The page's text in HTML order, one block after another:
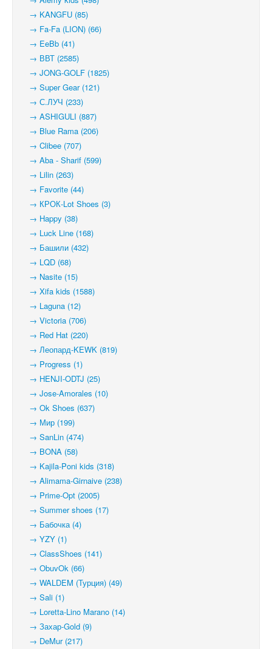
→ KANGFU (85)
→ Fa-Fa (LION) (66)
→ EeBb (41)
→ ВВТ (2585)
→ JONG-GOLF (1825)
→ Super Gear (121)
→ С.ЛУЧ (233)
→ ASHIGULI (887)
→ Blue Rama (206)
→ Clibee (707)
→ Aba - Sharif (599)
→ Lilin (263)
→ Favorite (44)
→ КРОК-Lot Shoes (3)
→ Happy (38)
→ Luck Line (168)
→ Башили (432)
→ LQD (68)
→ Nasite (15)
→ Xifa kids (1588)
→ Laguna (12)
→ Victoria (706)
→ Red Hat (220)
→ Леопард-KEWK (819)
→ Progress (1)
→ HENJI-ODTJ (25)
→ Jose-Amorales (10)
→ Ok Shoes (637)
→ Мир (199)
→ SanLin (474)
→ BONA (58)
→ Kajila-Poni kids (318)
→ Alimama-Girnaive (238)
→ Prime-Opt (2005)
→ Summer shoes (17)
→ Бабочка (4)
→ YZY (1)
→ ClassShoes (141)
→ ObuvOk (66)
→ WALDEM (Турция) (49)
→ Sali (1)
→ Loretta-Lino Marano (14)
→ Захар-Gold (9)
→ DeMur (217)